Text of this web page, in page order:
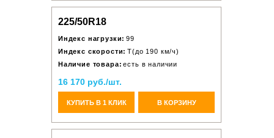
225/50R18
Индекс нагрузки: 99
Индекс скорости: T(до 190 км/ч)
Наличие товара: есть в наличии
16 170 руб./шт.
КУПИТЬ В 1 КЛИК В КОРЗИНУ